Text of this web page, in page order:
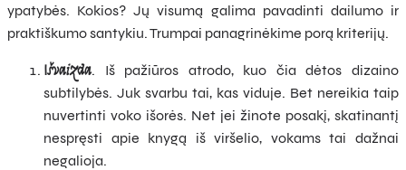
ypatybės. Kokios? Jų visumą galima pavadinti dailumo ir
praktiškumo santykiu. Trumpai panagrinėkime porą kriterijų.
Išvaizda. Iš pažiūros atrodo, kuo čia dėtos dizaino
subtilybės. Juk svarbu tai, kas viduje. Bet nereikia taip
nuvertinti voko išorės. Net jei žinote posakį, skatinantį
nespręsti apie knygą iš viršelio, vokams tai dažnai
negalioja.